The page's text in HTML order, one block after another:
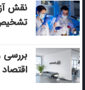
نقش
اقتصاد